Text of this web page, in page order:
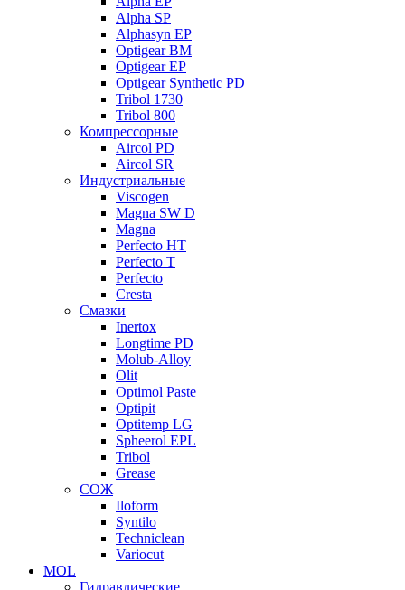
Alpha SP
Alphasyn EP
Optigear BM
Optigear EP
Optigear Synthetic PD
Tribol 1730
Tribol 800
Компрессорные
Aircol PD
Aircol SR
Индустриальные
Viscogen
Magna SW D
Magna
Perfecto HT
Perfecto T
Perfecto
Cresta
Смазки
Inertox
Longtime PD
Molub-Alloy
Olit
Optimol Paste
Optipit
Optitemp LG
Spheerol EPL
Tribol
Grease
СОЖ
Iloform
Syntilo
Techniclean
Variocut
MOL
Гидравлические